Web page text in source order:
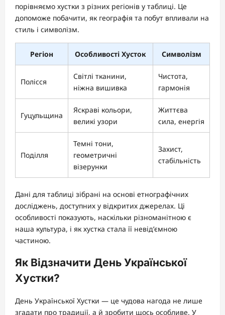
порівняємо хустки з різних регіонів у таблиці. Це
допоможе побачити, як географія та побут впливали на
стиль і символізм.
Регіон Особливості Хусток Символізм
Полісся
Світлі тканини,
ніжна вишивка
Чистота,
гармонія
Гуцульщина
Яскраві кольори,
великі узори
Життєва
сила, енергія
Поділля
Темні тони,
геометричні
візерунки
Захист,
стабільність
Дані для таблиці зібрані на основі етнографічних
досліджень, доступних у відкритих джерелах. Ці
особливості показують, наскільки різноманітною є
наша культура, і як хустка стала її невід’ємною
частиною.
Як Відзначити День Української
Хустки?
День Української Хустки — це чудова нагода не лише
згадати про традиції, а й зробити щось особливе. У